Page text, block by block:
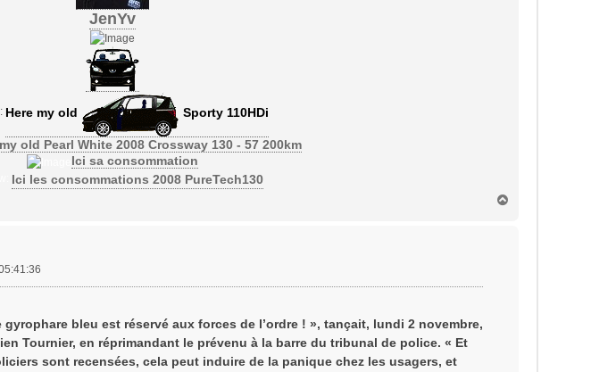
JenYv
Here my old Sporty 110HDi
old Pearl White 2008 Crossway 130 - 57 200km
Ici sa consommation
Ici les consommations 2008 PureTech130
bleu est réservé aux forces de l’ordre ! », tançait, lundi 2 novembre,
Tournier, en réprimandant le prévenu à la barre du tribunal de police. « Et
sont recensées, cela peut induire de la panique chez les usagers, et